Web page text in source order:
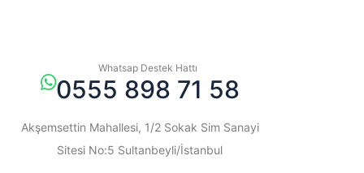
Whatsap Destek Hattı
0555 898 71 58
Akşemsettin Mahallesi, 1/2 Sokak Sim Sanayi
Sitesi No:5 Sultanbeyli/İstanbul